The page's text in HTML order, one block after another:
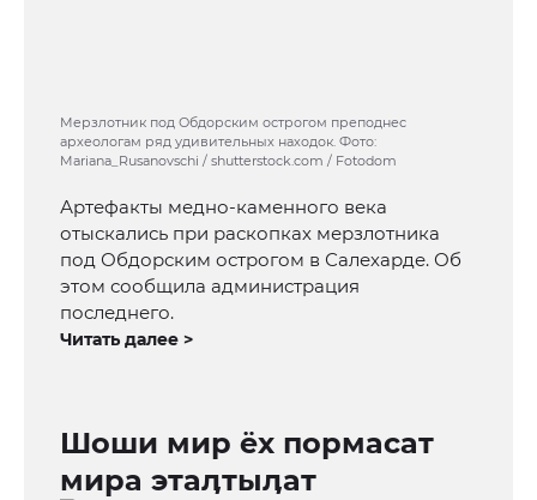
Мерзлотник под Обдорским острогом преподнес
археологам ряд удивительных находок. Фото:
Mariana_Rusanovschi / shutterstock.com / Fotodom
Артефакты медно-каменного века
отыскались при раскопках мерзлотника
под Обдорским острогом в Салехарде. Об
этом сообщила администрация
последнего.
Читать далее >
Шоши мир ёх пормасат
мира этаӆтыӆат